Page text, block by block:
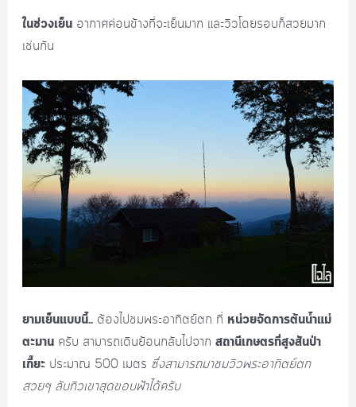
ในช่วงเย็นอากาศค่อนข้างที่จะเย็นมาก และวิวโดยรอบก็สวยมาก
เช่นกัน
ยามเย็นแบบนี้..ต้องไปชมพระอาทิตย์ตก ที่ หน่วยจัดการต้นน้ำแม่
ตะมานครับ สามารถเดินย้อนกลับไปจาก สถานีเกษตรที่สูงสันป่า
เกี๊ยะประมาณ 500 เมตร ซึ่งสามารถมาชมวิวพระอาทิตย์ตก
สวยๆ ลับทิวเขาสุดขอบฟ้าได้ครับ